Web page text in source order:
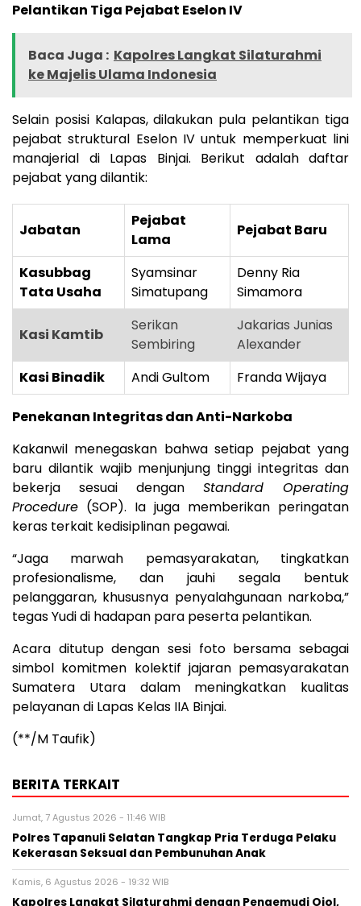
Pelantikan Tiga Pejabat Eselon IV
Baca Juga : Kapolres Langkat Silaturahmi
ke Majelis Ulama Indonesia
Selain posisi Kalapas, dilakukan pula pelantikan tiga
pejabat struktural Eselon IV untuk memperkuat lini
manajerial di Lapas Binjai. Berikut adalah daftar
pejabat yang dilantik:
Jabatan
Pejabat
Lama
Pejabat Baru
Kasubbag
Tata Usaha
Syamsinar
Simatupang
Denny Ria
Simamora
Kasi Kamtib
Serikan
Sembiring
Jakarias Junias
Alexander
Kasi Binadik
Andi Gultom Franda Wijaya
Penekanan Integritas dan Anti-Narkoba
Kakanwil menegaskan bahwa setiap pejabat yang
baru dilantik wajib menjunjung tinggi integritas dan
bekerja sesuai dengan Standard Operating
Procedure (SOP). Ia juga memberikan peringatan
keras terkait kedisiplinan pegawai.
“Jaga marwah pemasyarakatan, tingkatkan
profesionalisme, dan jauhi segala bentuk
pelanggaran, khususnya penyalahgunaan narkoba,”
tegas Yudi di hadapan para peserta pelantikan.
Acara ditutup dengan sesi foto bersama sebagai
simbol komitmen kolektif jajaran pemasyarakatan
Sumatera Utara dalam meningkatkan kualitas
pelayanan di Lapas Kelas IIA Binjai.
(**/M Taufik)
BERITA TERKAIT
Jumat, 7 Agustus 2026 - 11:46 WIB
Polres Tapanuli Selatan Tangkap Pria Terduga Pelaku
Kekerasan Seksual dan Pembunuhan Anak
Kamis, 6 Agustus 2026 - 19:32 WIB
Kapolres Langkat Silaturahmi dengan Pengemudi Ojol,